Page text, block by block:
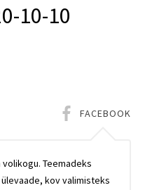
10-10
FACEBOOK
volikogu. Teemadeks
kov valimisteks